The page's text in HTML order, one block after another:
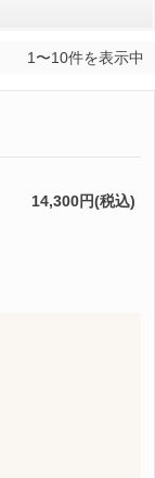
1〜10件を表示中
14,300円(税込)